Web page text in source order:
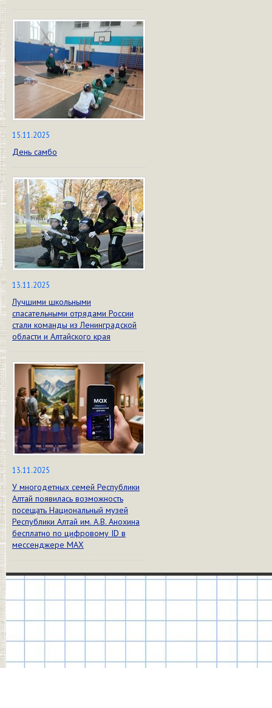
15.11.2025
День самбо
13.11.2025
Лучшими школьными
спасательными отрядами России
стали команды из Ленинградской
области и Алтайского края
13.11.2025
У многодетных семей Республики
Алтай появилась возможность
посещать Национальный музей
Республики Алтай им. А.В. Анохина
бесплатно по цифровому ID в
мессенджере МАХ